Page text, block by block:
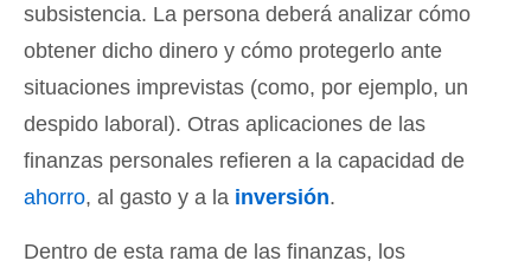
subsistencia. La persona deberá analizar cómo
obtener dicho dinero y cómo protegerlo ante
situaciones imprevistas (como, por ejemplo, un
despido laboral). Otras aplicaciones de las
finanzas personales refieren a la capacidad de
ahorro, al gasto y a la inversión.
Dentro de esta rama de las finanzas, los